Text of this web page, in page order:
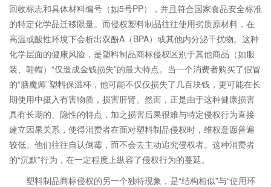
回收标志和具体材料编号（如5号PP），并且符合国家食品安全标准
的特定化学品迁移限量。而侵权塑料制品往往使用劣质原材料，在
高温或酸性环境下会析出双酚A（BPA）或其他内分泌干扰物。这种
化学层面的健康风险，是塑料制品商标侵权区别于其他商品（如服
装、鞋帽）“仅造成金钱损失”的最大特点。当一个消费者购买了假冒
的“膳魔师”塑料保温杯，他可能不仅仅损失了几百块钱，更可能在长
期使用中摄入有害物质，损害肝肾。然而，正是由于这种健康损害
具有长期的、隐性的特点，加之损害后果很难与特定侵权行为直接
建立因果关系，使得消费者在面对塑料制品侵权时，维权意愿普遍
较低。他们往往自认倒霉，而不会去主动追究侵权者。这种消费者
的“沉默”行为，在一定程度上纵容了侵权行为的蔓延。
塑料制品商标侵权的另一个独特现象，是“结构相似”与“使用环